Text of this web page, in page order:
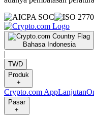
Bahasa Indonesia
|
TWD
Produk
+
Crypto.com AppLanjutan
Pasar
+